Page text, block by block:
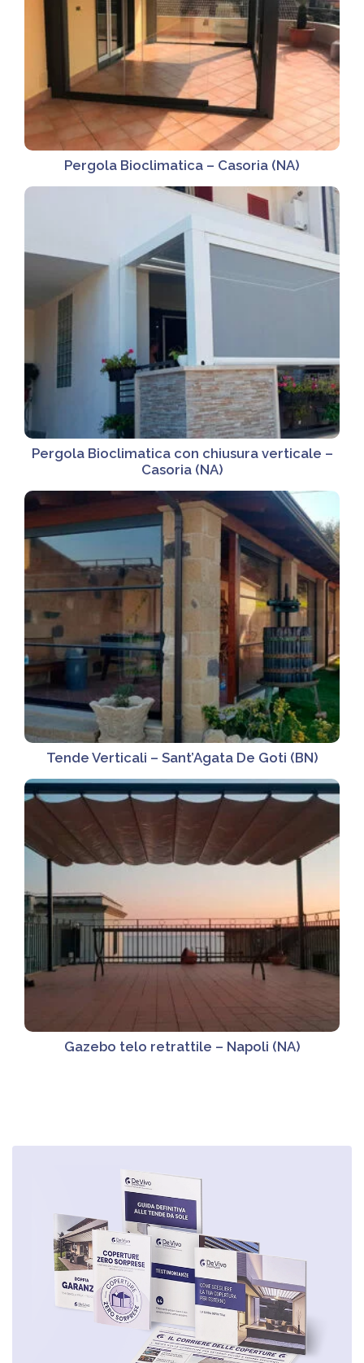
Pergola Bioclimatica – Casoria (NA)
Pergola Bioclimatica con chiusura verticale –
Casoria (NA)
Tende Verticali – Sant’Agata De Goti (BN)
Gazebo telo retrattile – Napoli (NA)